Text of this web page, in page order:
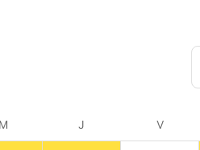
M J V